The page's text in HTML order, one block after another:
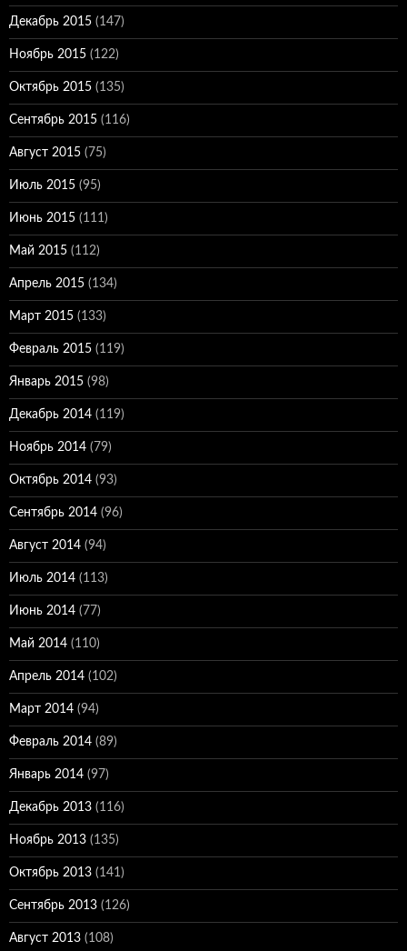
Декабрь 2015 (147)
Ноябрь 2015 (122)
Октябрь 2015 (135)
Сентябрь 2015 (116)
Август 2015 (75)
Июль 2015 (95)
Июнь 2015 (111)
Май 2015 (112)
Апрель 2015 (134)
Март 2015 (133)
Февраль 2015 (119)
Январь 2015 (98)
Декабрь 2014 (119)
Ноябрь 2014 (79)
Октябрь 2014 (93)
Сентябрь 2014 (96)
Август 2014 (94)
Июль 2014 (113)
Июнь 2014 (77)
Май 2014 (110)
Апрель 2014 (102)
Март 2014 (94)
Февраль 2014 (89)
Январь 2014 (97)
Декабрь 2013 (116)
Ноябрь 2013 (135)
Октябрь 2013 (141)
Сентябрь 2013 (126)
Август 2013 (108)